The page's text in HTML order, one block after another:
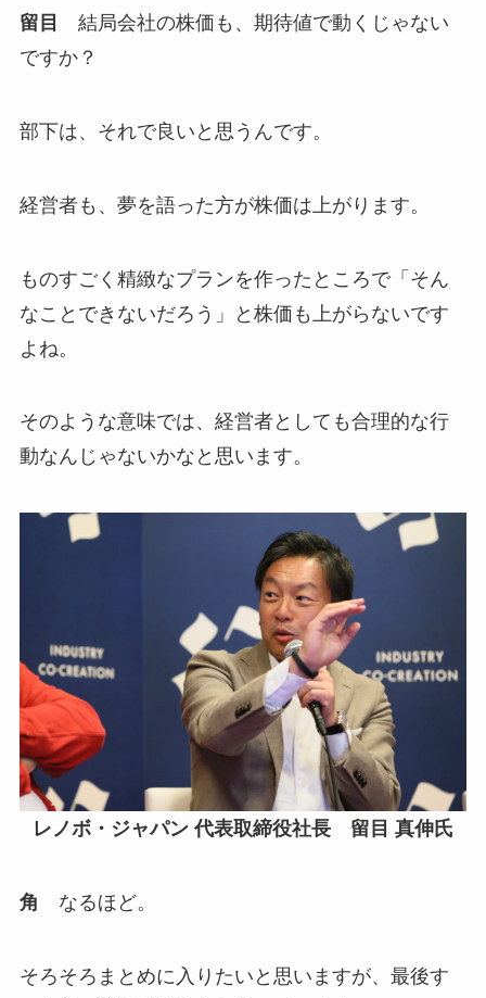
留目
結局会社の株価も、期待値で動くじゃない
ですか？
部下は、それで良いと思うんです。
経営者も、夢を語った方が株価は上がります。
ものすごく精緻なプランを作ったところで「そん
なことできないだろう」と株価も上がらないです
よね。
そのような意味では、経営者としても合理的な行
動なんじゃないかなと思います。
レノボ・ジャパン 代表取締役社長 留目 真伸氏
角 なるほど。
そろそろまとめに入りたいと思いますが、最後す